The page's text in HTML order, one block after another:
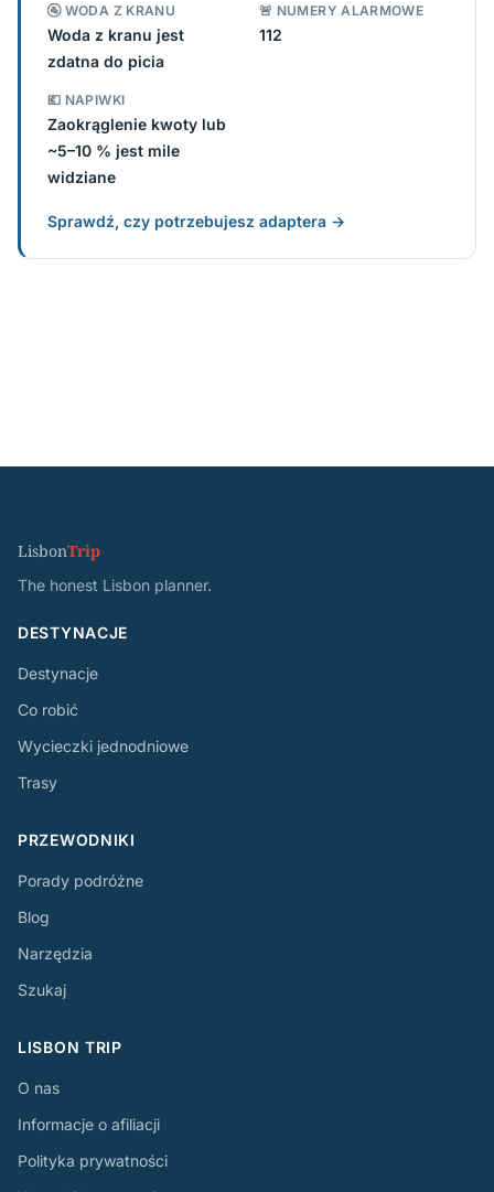
🚰 WODA Z KRANU
Woda z kranu jest
zdatna do picia
🚨 NUMERY ALARMOWE
112
💶 NAPIWKI
Zaokrąglenie kwoty lub
~5–10 % jest mile
widziane
Sprawdź, czy potrzebujesz adaptera →
LisbonTrip
The honest Lisbon planner.
DESTYNACJE
Destynacje
Co robić
Wycieczki jednodniowe
Trasy
PRZEWODNIKI
Porady podróżne
Blog
Narzędzia
Szukaj
LISBON TRIP
O nas
Informacje o afiliacji
Polityka prywatności